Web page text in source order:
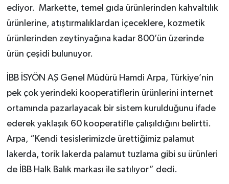
ediyor. Markette, temel gıda ürünlerinden kahvaltılık
ürünlerine, atıştırmalıklardan içeceklere, kozmetik
ürünlerinden zeytinyağına kadar 800’ün üzerinde
ürün çeşidi bulunuyor.
İBB İSYÖN AŞ Genel Müdürü Hamdi Arpa, Türkiye’nin
pek çok yerindeki kooperatiflerin ürünlerini internet
ortamında pazarlayacak bir sistem kurulduğunu ifade
ederek yaklaşık 60 kooperatifle çalışıldığını belirtti.
Arpa, “Kendi tesislerimizde ürettiğimiz palamut
lakerda, torik lakerda palamut tuzlama gibi su ürünleri
de İBB Halk Balık markası ile satılıyor” dedi.